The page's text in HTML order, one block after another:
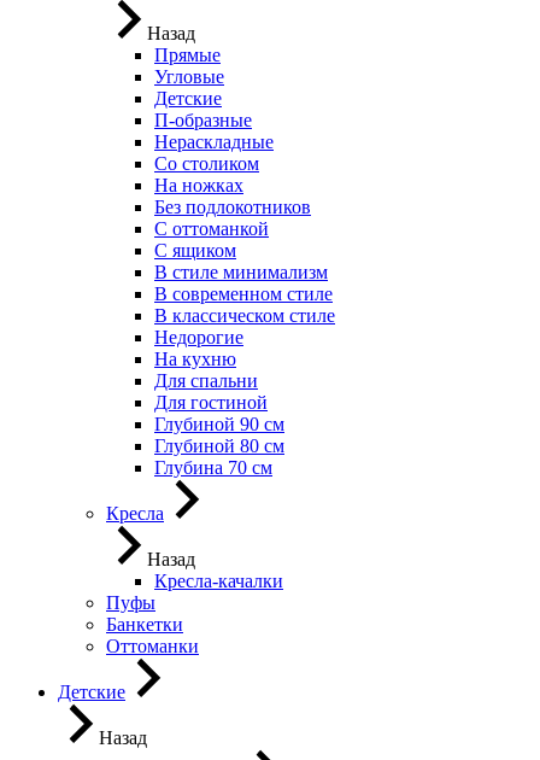
Назад
Прямые
Угловые
Детские
П-образные
Нераскладные
Со столиком
На ножках
Без подлокотников
С оттоманкой
С ящиком
В стиле минимализм
В современном стиле
В классическом стиле
Недорогие
На кухню
Для спальни
Для гостиной
Глубиной 90 см
Глубиной 80 см
Глубина 70 см
Кресла
Назад
Кресла-качалки
Пуфы
Банкетки
Оттоманки
Детские
Назад